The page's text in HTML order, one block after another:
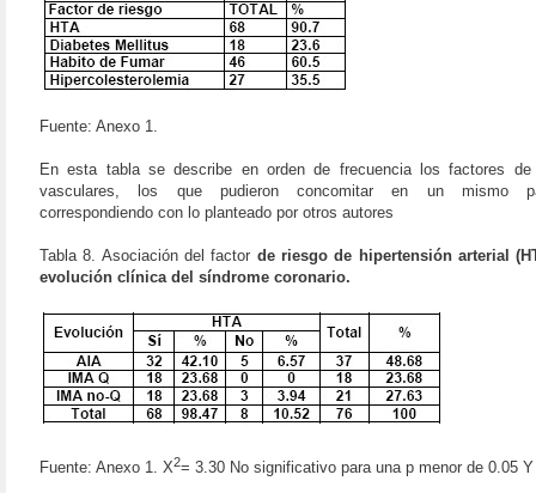
Fuente: Anexo 1.
En esta tabla se describe en orden de frecuencia los factores de
vasculares, los que pudieron concomitar en un mismo
correspondiendo con lo planteado por otros autores
Tabla 8. Asociación del factor de riesgo de hipertensión arterial
evolución clínica del síndrome coronario.
Fuente: Anexo 1. X2= 3.30 No significativo para una p menor de 0.05